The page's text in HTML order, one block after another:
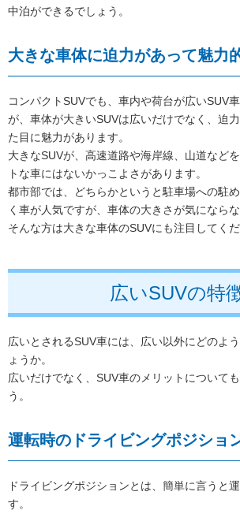
中泊ができるでしょう。
大きな車体に迫力があって魅力
コンパクトSUVでも、車内や荷台が広いSUV
が、車体が大きいSUVは広いだけでなく、迫
た目に魅力があります。
大きなSUVが、高速道路や海岸線、山道など
トな車にはないかっこよさがあります。
都市部では、どちらかというと駐車場への駐
く車が人気ですが、車体の大きさが気になら
そんな方は大きな車体のSUVにも注目してくだ
広いSUVの特
広いとされるSUV車には、広い以外にどのよ
ょうか。
広いだけでなく、SUV車のメリットについて
う。
運転時のドライビングポジショ
ドライビングポジションとは、簡単に言うと
す。